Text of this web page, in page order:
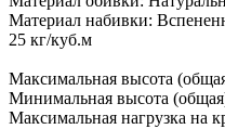
Материал набивки:
25 кг/куб.м
Максимальная высота
Минимальная высота
Максимальная нагрузка на